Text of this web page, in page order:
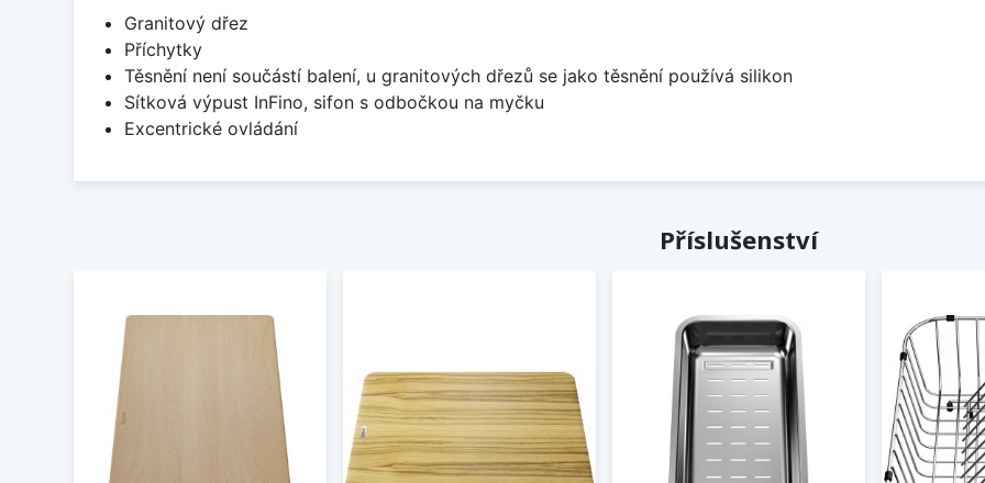
Granitový dřez
Příchytky
Těsnění není součástí balení, u granitových dřezů se jako těsnění používá silikon
Sítková výpust InFino, sifon s odbočkou na myčku
Excentrické ovládání
Příslušenství